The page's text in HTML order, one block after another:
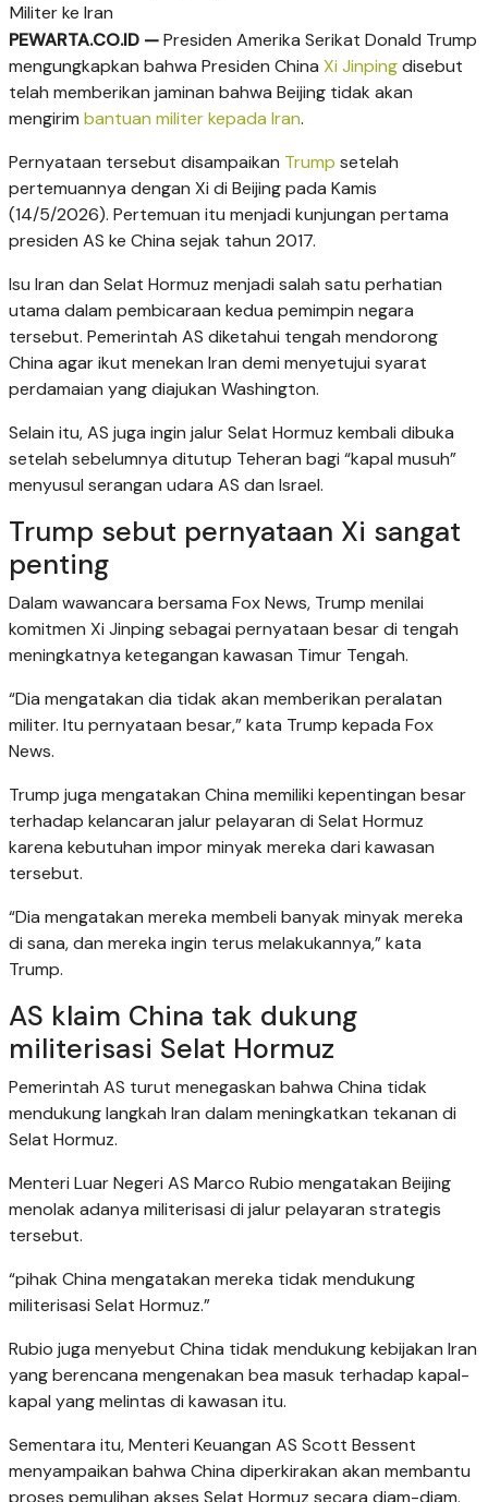
Militer ke Iran
PEWARTA.CO.ID —Presiden Amerika Serikat Donald Trump
mengungkapkan bahwa Presiden China Xi Jinpingdisebut
telah memberikan jaminan bahwa Beijing tidak akan
mengirim bantuan militer kepada Iran.
Pernyataan tersebut disampaikan Trump setelah
pertemuannya dengan Xi di Beijing pada Kamis
(14/5/2026). Pertemuan itu menjadi kunjungan pertama
presiden AS ke China sejak tahun 2017.
Isu Iran dan Selat Hormuz menjadi salah satu perhatian
utama dalam pembicaraan kedua pemimpin negara
tersebut. Pemerintah AS diketahui tengah mendorong
China agar ikut menekan Iran demi menyetujui syarat
perdamaian yang diajukan Washington.
Selain itu, AS juga ingin jalur Selat Hormuz kembali dibuka
setelah sebelumnya ditutup Teheran bagi “kapal musuh”
menyusul serangan udara AS dan Israel.
Trump sebut pernyataan Xi sangat
penting
Dalam wawancara bersama Fox News, Trump menilai
komitmen Xi Jinping sebagai pernyataan besar di tengah
meningkatnya ketegangan kawasan Timur Tengah.
“Dia mengatakan dia tidak akan memberikan peralatan
militer. Itu pernyataan besar,” kata Trump kepada Fox
News.
Trump juga mengatakan China memiliki kepentingan besar
terhadap kelancaran jalur pelayaran di Selat Hormuz
karena kebutuhan impor minyak mereka dari kawasan
tersebut.
“Dia mengatakan mereka membeli banyak minyak mereka
di sana, dan mereka ingin terus melakukannya,” kata
Trump.
AS klaim China tak dukung
militerisasi Selat Hormuz
Pemerintah AS turut menegaskan bahwa China tidak
mendukung langkah Iran dalam meningkatkan tekanan di
Selat Hormuz.
Menteri Luar Negeri AS Marco Rubio mengatakan Beijing
menolak adanya militerisasi di jalur pelayaran strategis
tersebut.
“pihak China mengatakan mereka tidak mendukung
militerisasi Selat Hormuz.”
Rubio juga menyebut China tidak mendukung kebijakan Iran
yang berencana mengenakan bea masuk terhadap kapal-
kapal yang melintas di kawasan itu.
Sementara itu, Menteri Keuangan AS Scott Bessent
menyampaikan bahwa China diperkirakan akan membantu